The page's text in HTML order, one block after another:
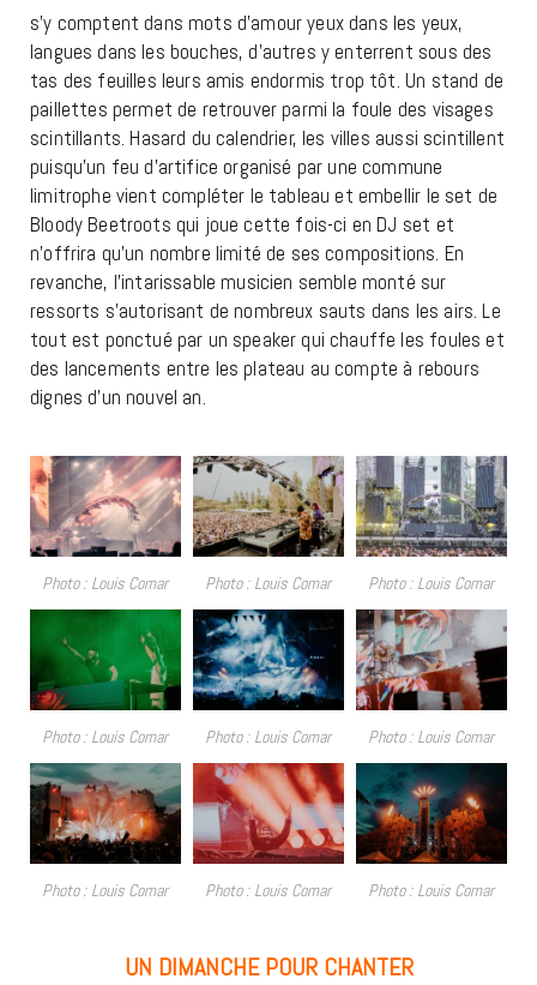
s’y comptent dans mots d’amour yeux dans les yeux,
langues dans les bouches, d’autres y enterrent sous des
tas des feuilles leurs amis endormis trop tôt. Un stand de
paillettes permet de retrouver parmi la foule des visages
scintillants. Hasard du calendrier, les villes aussi scintillent
puisqu’un feu d’artifice organisé par une commune
limitrophe vient compléter le tableau et embellir le set de
Bloody Beetroots qui joue cette fois-ci en DJ set et
n’offrira qu’un nombre limité de ses compositions. En
revanche, l’intarissable musicien semble monté sur
ressorts s’autorisant de nombreux sauts dans les airs. Le
tout est ponctué par un speaker qui chauffe les foules et
des lancements entre les plateau au compte à rebours
dignes d’un nouvel an.
Photo : Louis Comar Photo : Louis Comar Photo : Louis Comar
Photo : Louis Comar Photo : Louis Comar Photo : Louis Comar
Photo : Louis Comar Photo : Louis Comar Photo : Louis Comar
UN DIMANCHE POUR CHANTER